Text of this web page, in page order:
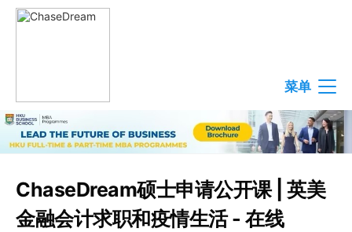
菜单
ChaseDream硕士申请公开课 | 英美
金融会计求职和疫情生活 - 在线